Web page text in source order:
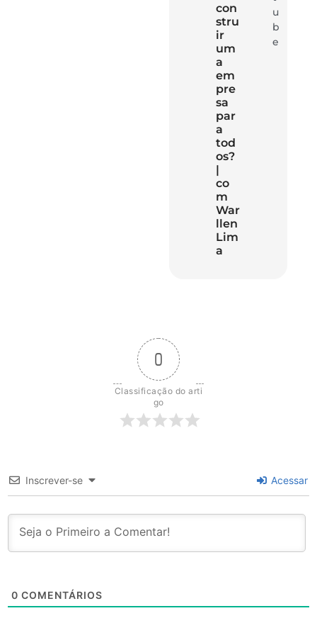
con
stru
ir
um
a
em
pre
sa
par
a
tod
os?
|
co
m
War
llen
Lim
a
u
b
e
0
Classificação do arti
go
Inscrever-se Acessar
0 COMENTÁRIOS